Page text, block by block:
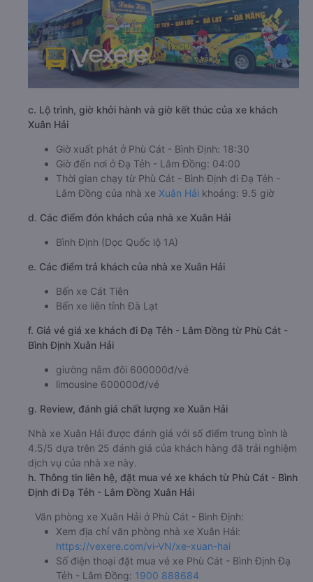
c. Lộ trình, giờ khởi hành và giờ kết thúc của xe khách
Xuân Hải
Giờ xuất phát ở Phù Cát - Bình Định: 18:30
Giờ đến nơi ở Đạ Tẻh - Lâm Đồng: 04:00
Thời gian chạy từ Phù Cát - Bình Định đi Đạ Tẻh -
Lâm Đồng của nhà xe Xuân Hải khoảng: 9.5 giờ
d. Các điểm đón khách của nhà xe Xuân Hải
Bình Định (Dọc Quốc lộ 1A)
e. Các điểm trả khách của nhà xe Xuân Hải
Bến xe Cát Tiên
Bến xe liên tỉnh Đà Lạt
f. Giá vé giá xe khách đi Đạ Tẻh - Lâm Đồng từ Phù Cát -
Bình Định Xuân Hải
giường nằm đôi 600000đ/vé
limousine 600000đ/vé
g. Review, đánh giá chất lượng xe Xuân Hải
Nhà xe Xuân Hải được đánh giá với số điểm trung bình là
4.5/5 dựa trên 25 đánh giá của khách hàng đã trải nghiệm
dịch vụ của nhà xe này.
h. Thông tin liên hệ, đặt mua vé xe khách từ Phù Cát - Bình
Định đi Đạ Tẻh - Lâm Đồng Xuân Hải
Văn phòng xe Xuân Hải ở Phù Cát - Bình Định:
Xem địa chỉ văn phòng nhà xe Xuân Hải:
https://vexere.com/vi-VN/xe-xuan-hai
Số điện thoại đặt mua vé xe Phù Cát - Bình Định Đạ
Tẻh - Lâm Đồng: 1900 888684